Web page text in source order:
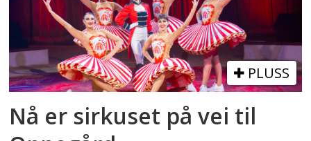
PLUSS
Nå er sirkuset på vei til